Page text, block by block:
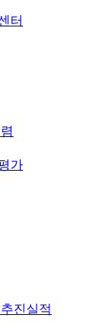
터
가
진실적